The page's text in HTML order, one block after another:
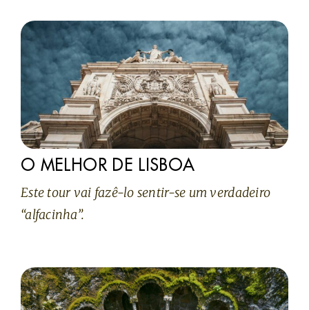
O MELHOR DE LISBOA
Este tour vai fazê-lo sentir-se um verdadeiro
“alfacinha”.